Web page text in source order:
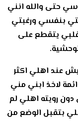
حتى والله انني
بنفسي ورغبتي
يتقطع على
عند اهلي اكثر
لاخذ ابني مني
منه 3شهور من دون رويته اهلي لم
بتقبل الوضع من